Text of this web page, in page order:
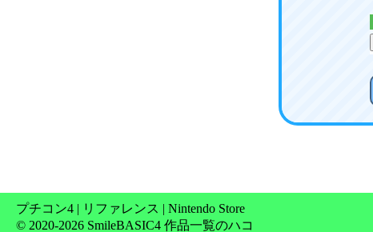
プチコン4 | リファレンス | Nintendo Store
© 2020-2026 SmileBASIC4 作品一覧のハコ